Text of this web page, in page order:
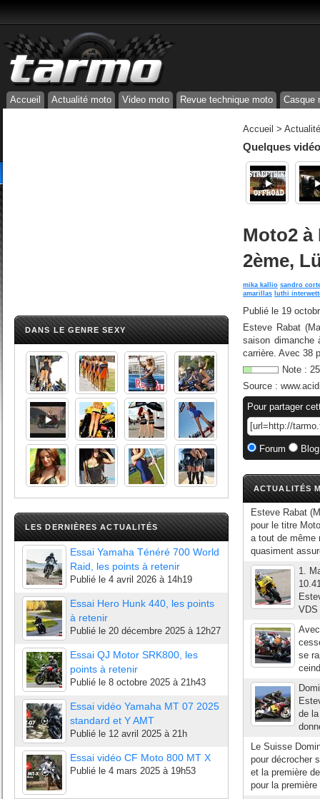
Accueil Actualité moto Video moto Revue technique moto Casque
DANS LE GENRE SEXY
LES DERNIÈRES ACTUALITÉS
Essai Yamaha Ténéré 700 World
Raid, les points à retenir
Publié le 4 avril 2026 à 14h19
Essai Hero Hunk 440, les points
à retenir
Publié le 20 décembre 2025 à 12h27
Essai QJ Motor SRK800, les
points à retenir
Publié le 8 octobre 2025 à 21h43
Essai vidéo Yamaha MT 07 2025
standard et Y AMT
Publié le 12 avril 2025 à 21h
Essai vidéo CF Moto 800 MT X
Publié le 4 mars 2025 à 19h53
Accueil >
Quelques
Moto2 à
2ème,
mika kallio sandro
amarillas luthi
Publié le 19
Esteve Rabat
saison dimanche
carrière. Avec 38
Note : 25
Source :
Pour partager
Forum
ACTUALITÉS
Esteve Rabat
pour le titre
a tout de même
quasiment
1.
VDS
se
de
Le Suisse
pour décrocher
et la première
pour la